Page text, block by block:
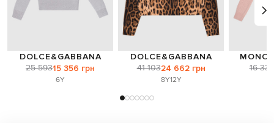
DOLCE&GABBANA
25 59315 356 грн
6Y
DOLCE&GABBANA
41 10324 662 грн
8Y12Y
16 338